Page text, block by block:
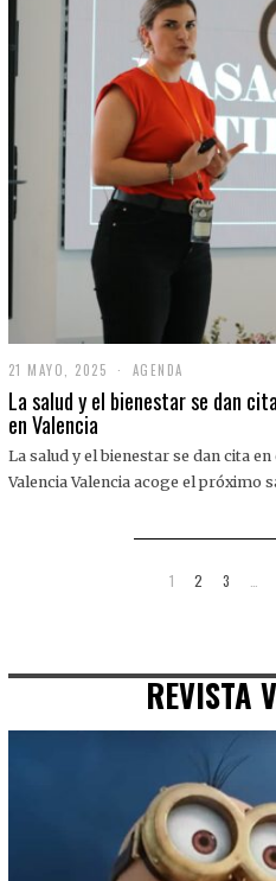
21 MAYO, 2025
1
M
O
,
AGENDA
La salud y el bienestar se dan
en Valencia
La salud y el bienestar se dan cita
Valencia Valencia acoge el próximo
1 2 3
REVISTA